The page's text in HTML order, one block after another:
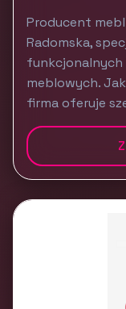
Producent mebli
Radomska,
funkcjonalnych
meblowych.
firma oferuje